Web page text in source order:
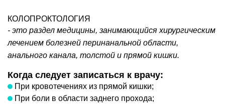
КОЛОПРОКТОЛОГИЯ
- это раздел медицины, занимающийся хирургическим
лечением болезней перинанальной области,
анального канала, толстой и прямой кишки.
Когда следует записаться к врачу:
При кровотечениях из прямой кишки;
При боли в области заднего прохода;